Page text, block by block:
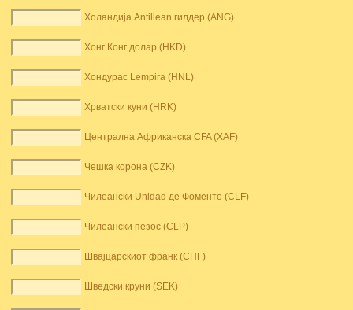
Холандија Antillean гилдер (ANG)
Хонг Конг долар (HKD)
Хондурас Lempira (HNL)
Хрватски куни (HRK)
Централна Африканска CFA (XAF)
Чешка корона (CZK)
Чилеански Unidad де Фоменто (CLF)
Чилеански пезос (CLP)
Швајцарскиот франк (CHF)
Шведски круни (SEK)